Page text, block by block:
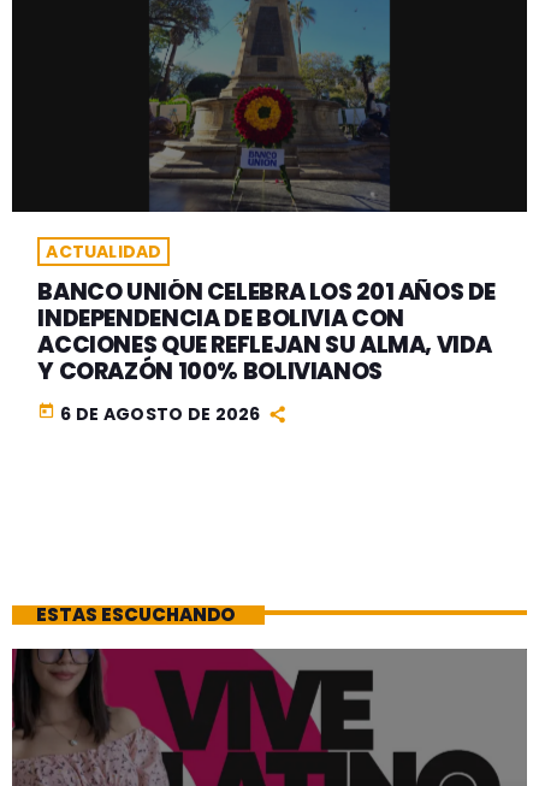
ACTUALIDAD
BANCO UNIÓN CELEBRA LOS 201 AÑOS DE
INDEPENDENCIA DE BOLIVIA CON
ACCIONES QUE REFLEJAN SU ALMA, VIDA
Y CORAZÓN 100% BOLIVIANOS
today 6 DE AGOSTO DE 2026
ESTAS ESCUCHANDO